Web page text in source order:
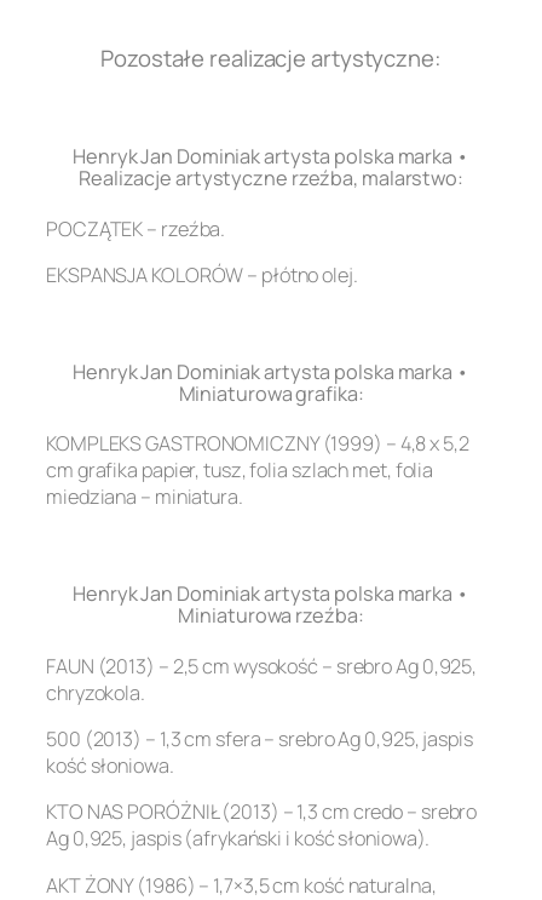
Pozostałe realizacje artystyczne:
Henryk Jan Dominiak artysta polska marka •
Realizacje artystyczne rzeźba, malarstwo:
POCZĄTEK – rzeźba.
EKSPANSJA KOLORÓW – płótno olej.
Henryk Jan Dominiak artysta polska marka •
Miniaturowa grafika:
KOMPLEKS GASTRONOMICZNY (1999) – 4,8 x 5,2
cm grafika papier, tusz, folia szlach met, folia
miedziana – miniatura.
Henryk Jan Dominiak artysta polska marka •
Miniaturowa rzeźba:
FAUN (2013) – 2,5 cm wysokość – srebro Ag 0,925,
chryzokola.
500 (2013) – 1,3 cm sfera – srebro Ag 0,925, jaspis
kość słoniowa.
KTO NAS PORÓŻNIŁ (2013) – 1,3 cm credo – srebro
Ag 0,925, jaspis (afrykański i kość słoniowa).
AKT ŻONY (1986) – 1,7×3,5 cm kość naturalna,